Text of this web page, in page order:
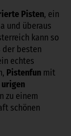
Pisten, ein
und überaus
kann so
der besten
echtes
Pistenfun mit
urigen
zu einem
schönen